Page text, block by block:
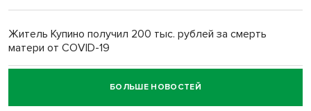
Житель Купино получил 200 тыс. рублей за смерть
матери от COVID-19
Новосибирский суд наказал водителя за смерть
пенсионерки на вокзале
БОЛЬШЕ НОВОСТЕЙ